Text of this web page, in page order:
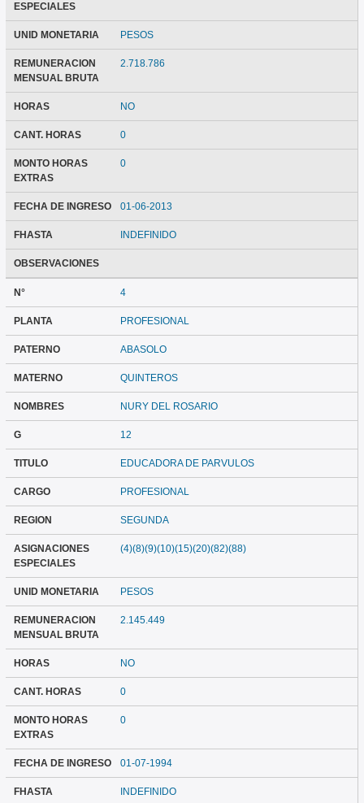
ESPECIALES
UNID MONETARIA PESOS
REMUNERACION
MENSUAL BRUTA
2.718.786
HORAS NO
CANT. HORAS 0
MONTO HORAS
EXTRAS
0
FECHA DE INGRESO 01-06-2013
FHASTA INDEFINIDO
OBSERVACIONES
N° 4
PLANTA PROFESIONAL
PATERNO ABASOLO
MATERNO QUINTEROS
NOMBRES NURY DEL ROSARIO
G 12
TITULO EDUCADORA DE PARVULOS
CARGO PROFESIONAL
REGION SEGUNDA
ASIGNACIONES
ESPECIALES
(4)(8)(9)(10)(15)(20)(82)(88)
UNID MONETARIA PESOS
REMUNERACION
MENSUAL BRUTA
2.145.449
HORAS NO
CANT. HORAS 0
MONTO HORAS
EXTRAS
0
FECHA DE INGRESO 01-07-1994
FHASTA INDEFINIDO